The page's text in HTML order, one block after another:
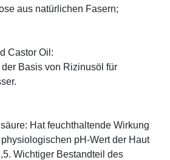
aus natürlichen Fasern;
Castor Oil:
Basis von Rizinusöl für
Hat feuchthaltende Wirkung
pH-Wert der Haut
Wichtiger Bestandteil des